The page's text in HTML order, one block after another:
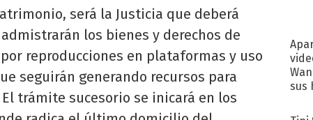
será la Justicia que deberá
los bienes y derechos de
reproducciones en plataformas y uso
seguirán generando recursos para
trámite sucesorio se inicará en los
sus